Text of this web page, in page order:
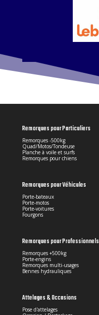
Remorques pour Particuliers
Remorques -500kg
Quad/Motos/Tondeuse
Planche à voile et surfs
Remorques pour chiens
Remorques pour Véhicules
Porte-bateaux
Porte-motos
Porte-voitures
Fourgons
Remorques pour Professionnels
Remorques +500kg
Porte-engins
Remorques multi-usages
Bennes hydrauliques
Attelages & Occasions
Pose d'attelages